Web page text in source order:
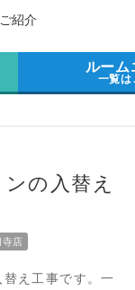
紹介
ルーム
一覧
の入替え
寺店
え工事です。一